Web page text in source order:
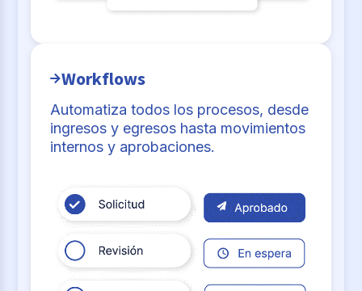
Workflows
Automatiza todos los procesos, desde
ingresos y egresos hasta movimientos
internos y aprobaciones.